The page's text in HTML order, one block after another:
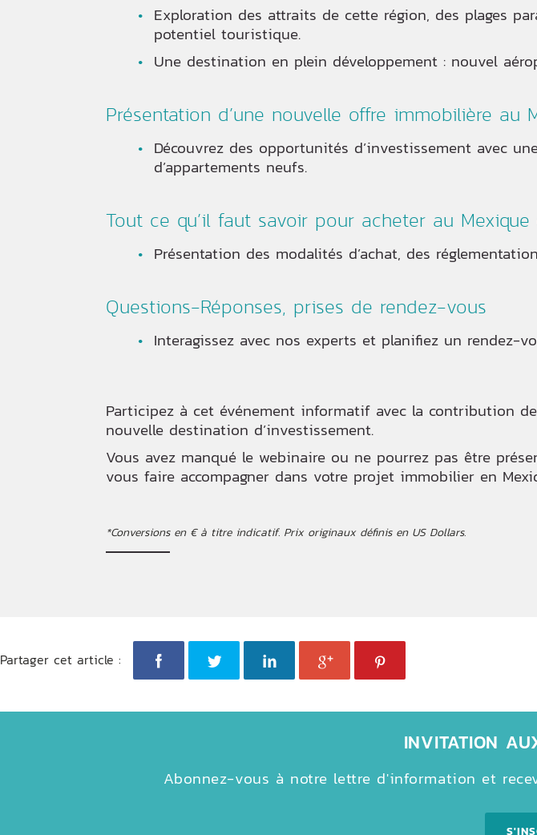
Exploration des attraits de cette région, des plages
potentiel touristique.
Une destination en plein développement : nouvel
Présentation d’une nouvelle offre immobilière au
Découvrez des opportunités d’investissement avec
d’appartements neufs.
Tout ce qu’il faut savoir pour acheter au
Présentation des modalités d’achat, des
Questions-Réponses, prises de rendez-vous
Interagissez avec nos experts et planifiez un rendez-
Participez à cet événement informatif avec la contribution
nouvelle destination d’investissement.
Vous avez manqué le webinaire ou ne pourrez pas être
vous faire accompagner dans votre projet immobilier en
*Conversions en € à titre indicatif. Prix originaux définis en US Dollars.
Partager cet article :
INVITATION
Abonnez-vous à notre lettre d'information et